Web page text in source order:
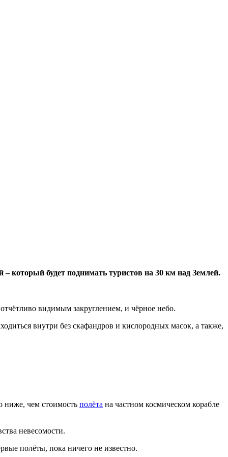
который будет поднимать туристов на 30 км над Землей.
видимым закруглением, и чёрное небо.
внутри без скафандров и кислородных масок, а также,
ниже, чем стоимость полёта на частном космическом корабле
невесомости.
полёты, пока ничего не известно.